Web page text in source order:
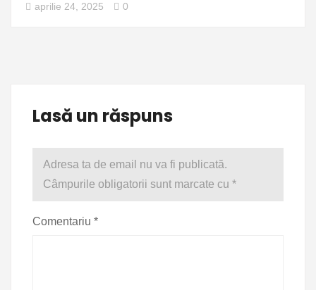
aprilie 24, 2025 0
Lasă un răspuns
Adresa ta de email nu va fi publicată.
Câmpurile obligatorii sunt marcate cu *
Comentariu *